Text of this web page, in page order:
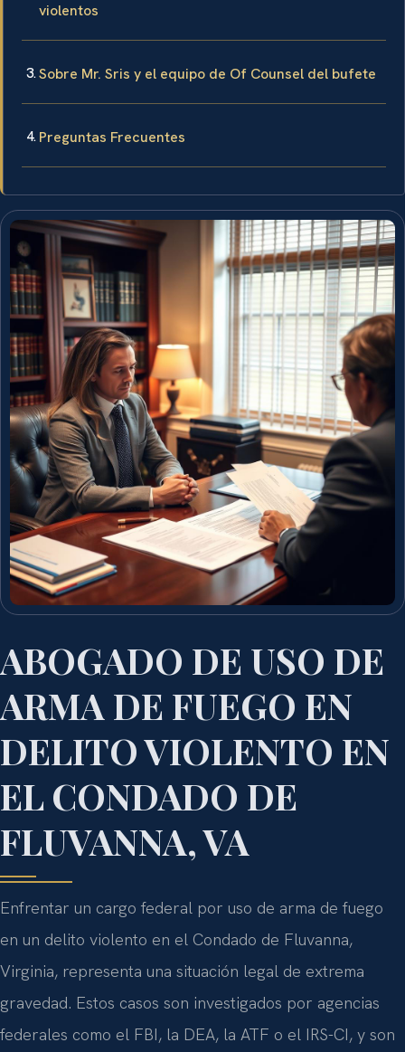
violentos
Sobre Mr. Sris y el equipo de Of Counsel del bufete
Preguntas Frecuentes
ABOGADO DE USO DE
ARMA DE FUEGO EN
DELITO VIOLENTO EN
EL CONDADO DE
FLUVANNA, VA
Enfrentar un cargo federal por uso de arma de fuego
en un delito violento en el Condado de Fluvanna,
Virginia, representa una situación legal de extrema
gravedad. Estos casos son investigados por agencias
federales como el FBI, la DEA, la ATF o el IRS-CI, y son